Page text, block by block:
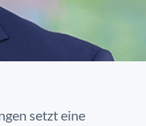
setzt eine